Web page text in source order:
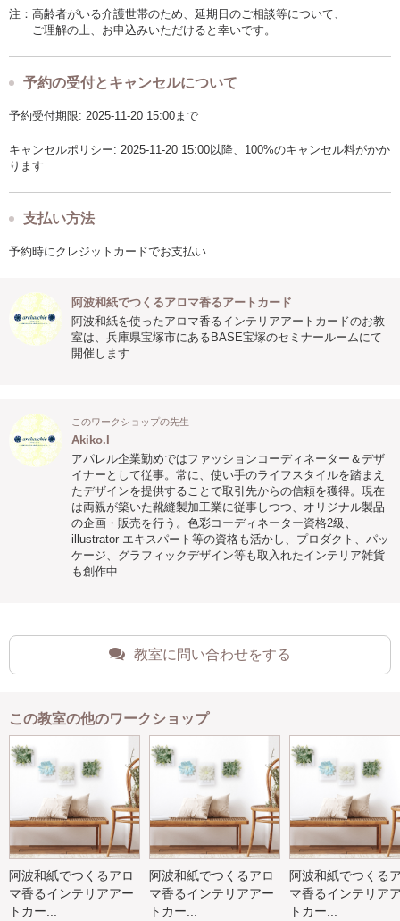
注：高齢者がいる介護世帯のため、延期日のご相談等について、
ご理解の上、お申込みいただけると幸いです。
予約の受付とキャンセルについて
予約受付期限: 2025-11-20 15:00まで
キャンセルポリシー: 2025-11-20 15:00以降、100%のキャンセル料がかか
ります
支払い方法
予約時にクレジットカードでお支払い
阿波和紙でつくるアロマ香るアートカード
阿波和紙を使ったアロマ香るインテリアアートカードのお教
室は、兵庫県宝塚市にあるBASE宝塚のセミナールームにて
開催します
このワークショップの先生
Akiko.I
アパレル企業勤めではファッションコーディネーター＆デザ
イナーとして従事。常に、使い手のライフスタイルを踏まえ
たデザインを提供することで取引先からの信頼を獲得。現在
は両親が築いた靴縫製加工業に従事しつつ、オリジナル製品
の企画・販売を行う。色彩コーディネーター資格2級、
illustrator エキスパート等の資格も活かし、プロダクト、パッ
ケージ、グラフィックデザイン等も取入れたインテリア雑貨
も創作中
教室に問い合わせをする
この教室の他のワークショップ
阿波和紙でつくるアロ
マ香るインテリアアー
トカー...
阿波和紙でつくるアロ
マ香るインテリアアー
トカー...
阿波和紙でつくる
マ香るインテリア
トカー...